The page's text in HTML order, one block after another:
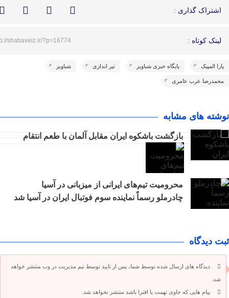
اشتراک گذاری :
لینک کوتاه : shabaveiz.ir/?p=16774
پارا المپیک پایگاه خبری شباویز تیر اندازی شباویز
محمدرضا عرب عامری
نوشته های مشابه
بازگشت باشکوه ایران مقابل آلمان با طعم انتقام
محرومیت تیم‌های ایرانی از میزبانی در آسیا
چادرملو رسماً نماینده سوم فوتبال ایران در آسیا شد
ثبت دیدگاه
دیدگاه های ارسال شده توسط شما، پس از تایید توسط تیم مدیریت در وب منتشر خواهد
شد.
پیام هایی که حاوی تهمت یا افترا باشد منتشر نخواهد شد.